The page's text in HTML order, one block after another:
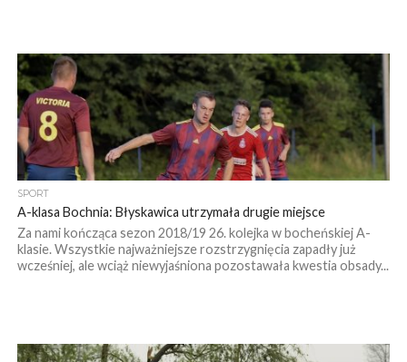
SPORT
A-klasa Bochnia: Błyskawica utrzymała drugie miejsce
Za nami kończąca sezon 2018/19 26. kolejka w bocheńskiej A-
klasie. Wszystkie najważniejsze rozstrzygnięcia zapadły już
wcześniej, ale wciąż niewyjaśniona pozostawała kwestia obsady...